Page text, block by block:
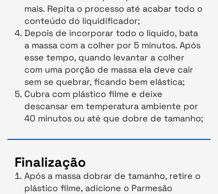
mais. Repita o processo até acabar todo o
conteúdo do liquidificador;
Depois de incorporar todo o líquido, bata
a massa com a colher por 5 minutos. Após
esse tempo, quando levantar a colher
com uma porção de massa ela deve cair
sem se quebrar, ficando bem elástica;
Cubra com plástico filme e deixe
descansar em temperatura ambiente por
40 minutos ou até que dobre de tamanho;
Finalização
Após a massa dobrar de tamanho, retire o
plástico filme, adicione o Parmesão